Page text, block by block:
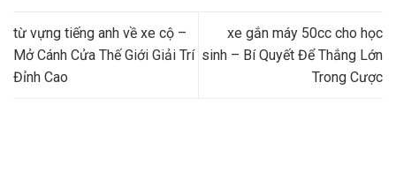
từ vựng tiếng anh về xe cộ –
Mở Cánh Cửa Thế Giới Giải Trí
Đỉnh Cao
xe gắn máy 50cc cho học
sinh – Bí Quyết Để Thắng Lớn
Trong Cược